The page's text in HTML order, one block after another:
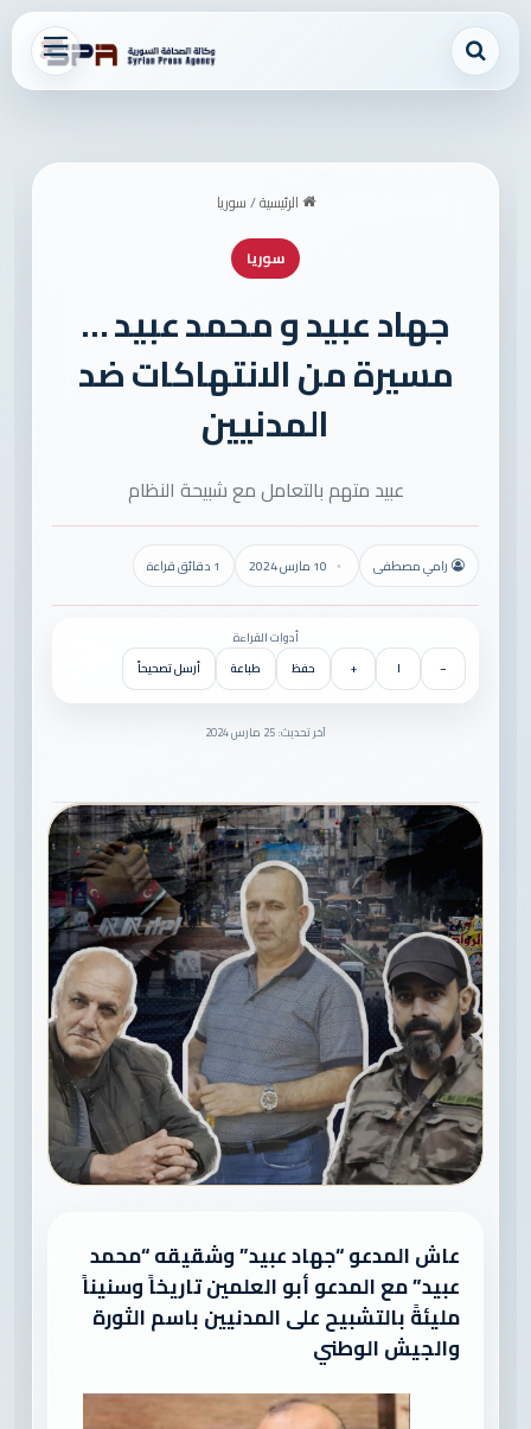
القائمة بحث عن
الرئيسية/سوريا
سوريا
جهاد عبيد و محمد عبيد …
مسيرة من الانتهاكات ضد
المدنيين
عبيد متهم بالتعامل مع شبيحة النظام
رامي مصطفى 10 مارس 2024 1 دقائق قراءة
أدوات القراءة
−
١ + حفظ طباعة أرسل تصحيحاً
آخر تحديث: 25 مارس 2024
عاش المدعو “جهاد عبيد” وشقيقه “محمد
عبيد” مع المدعو أبو العلمين تاريخاً وسنيناً
مليئةً بالتشبيح على المدنيين باسم الثورة
والجيش الوطني